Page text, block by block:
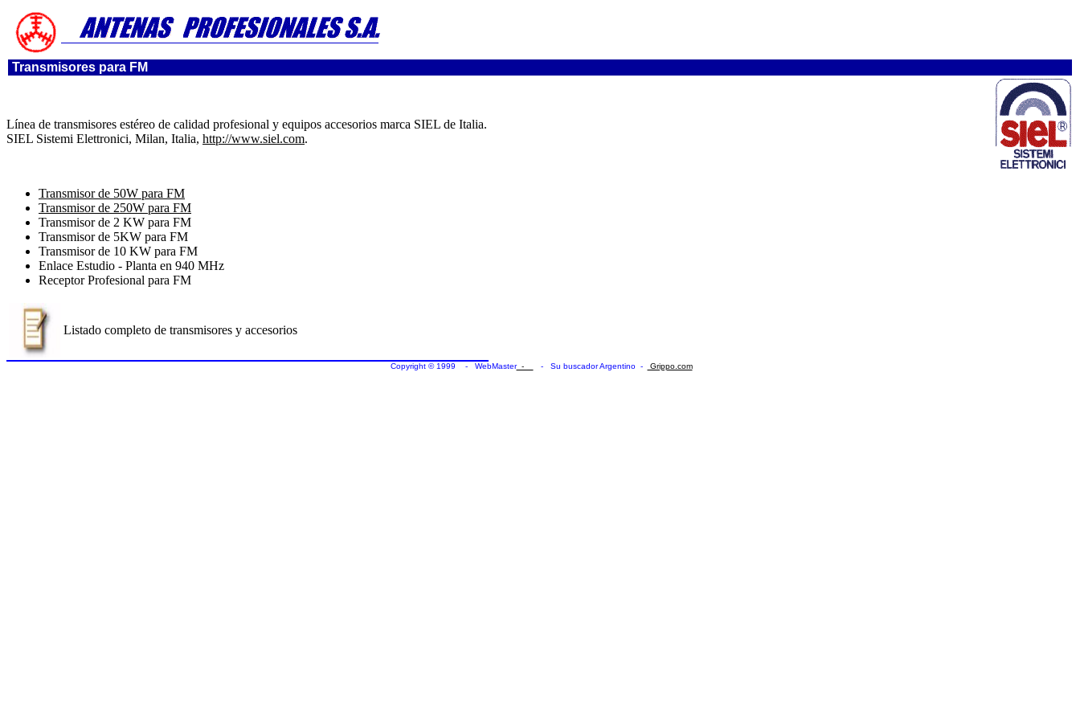
Transmisores para FM
Línea de transmisores estéreo de calidad profesional y equipos accesorios marca SIEL de Italia.
SIEL Sistemi Elettronici, Milan, Italia, http://www.siel.com.
Transmisor de 50W para FM
Transmisor de 250W para FM
Transmisor de 2 KW para FM
Transmisor de 5KW para FM
Transmisor de 10 KW para FM
Enlace Estudio - Planta en 940 MHz
Receptor Profesional para FM
Listado completo de transmisores y accesorios
Copyright © 1999 - WebMaster- - Su buscador Argentino - Grippo.com